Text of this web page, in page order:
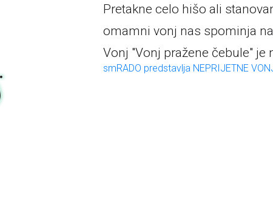
Pretakne celo hišo ali
omamni vonj nas spominja
Vonj "Vonj pražene čebule" je
smRADO predstavlja NEPRIJETNE